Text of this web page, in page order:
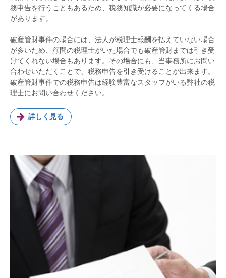
務申告を行うこともあるため、税務知識が必要になってくる場合
があります。
破産管財事件の場合には、法人が税理士報酬を払えていない場合
が多いため、顧問の税理士がいた場合でも破産管財までは引き受
けてくれない場合もあります。その場合にも、当事務所にお問い
合わせいただくことで、税務申告を引き受けることが出来ます。
破産管財事件での税務申告は経験豊富なスタッフがいる弊社の税
理士にお問い合わせください。
詳しく見る